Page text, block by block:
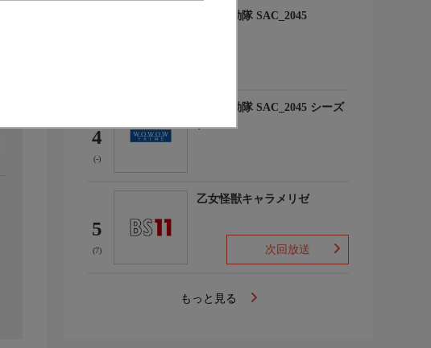
攻殻機動隊 SAC_2045
4
(-)
攻殻機動隊 SAC_2045 シーズ
ン2
5
(7)
乙女怪獣キャラメリゼ
次回放送
もっと見る